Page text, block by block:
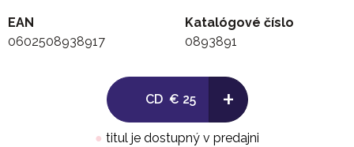
EAN
0602508938917
Katalógové číslo
0893891
CD € 25 +
● titul je dostupný v predajni